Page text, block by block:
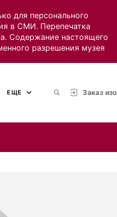
для персонального
в СМИ. Перепечатка
Содержание настоящего
разрешения музея
Заказ
ЕЩЕ